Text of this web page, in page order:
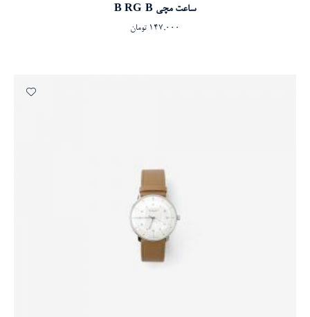
افزودن به سبد خرید
ساعت مچی B RG-B
147,000 تومان